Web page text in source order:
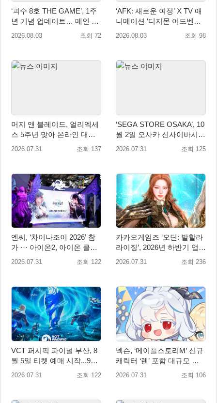
‘괴수 8호 THE GAME’, 1주
년 기념 업데이트… 메인 스
토리 14장 공개
2026.08.03 조회 72
‘AFK: 새로운 여정’ X TV 애
니메이션 ‘디지몬 어드벤처’
콜라보레이션 8월 18일 진행
2026.08.03 조회 98
머지 앤 블레이드, 얼리엑세
스 5주년 맞아 온라인 대전
모드 업데이트
2026.07.31 조회 137
‘SEGA STORE OSAKA’, 10
월 2일 오사카 신사이바시에
개점
2026.07.31 조회 125
엔씨, ‘차이나조이 2026’ 참
가 ··· 아이온2, 아이온 클래
식 2종 출품
2026.07.31 조회 122
카카오게임즈 ‘오딘: 발할라
라이징’, 2026년 하반기 업데
이트 미리보기 공개
2026.07.31 조회 236
VCT 퍼시픽 파이널 부산, 8
월 5일 티켓 예매 시작...9월
4일 사직실내체육관서 개최
2026.07.31 조회 122
넥슨, ‘메이플스토리M’ 신규
캐릭터 ‘렌’ 포함 대규모 업
데이트 적용
2026.07.31 조회 106